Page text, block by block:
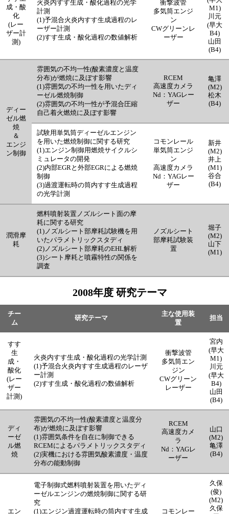
成・酸
化
(レー
ザー計
測)
火炎内すす生成・酸化過程の光学
計測
(1)予混合火炎内すす生成過程のレ
ーザー計測
(2)すす生成・酸化過程の数値解析
衝撃波管
多気筒エンジ
ン
CWグリーンレ
ーザー
M1)
川元
(早大
B4)
山田
(B4)
ディー
ゼル燃
焼
＆
エンジ
ン制御
雰囲気の不均一性(酸素濃度と温度
分布)が燃焼に及ぼす影響
(1)雰囲気の不均一性を用いたディ
ーゼル燃焼制御
(2)雰囲気の不均一性が予混合圧縮
自己着火燃焼に及ぼす影響
RCEM
高速度カメラ
Nd：YAGレー
ザー
亀澤
(M2)
松木
(B4)
試験用単気筒ディーゼルエンジン
を用いた燃焼制御に関する研究
(1)エンジン制御用燃焼サイクルシ
ミュレータの開発
(2)内部EGRと外部EGRによる燃焼
制御
(3)過渡運転時の筒内すす生成過程
の光学計測
コモンレール
単気筒エンジ
ン
高速度カメラ
Nd：YAGレー
ザー
新井
(M2)
井上
(M1)
谷合
(B4)
潤滑摩
耗
燃料噴射装置ノズルシート面の摩
耗に関する研究
(1)ノズルシート部摩耗試験機を用
いたパラメトリックスタディ
(2)ノズルシート部摩耗のEHL解析
(3)シート摩耗と噴霧特性の関係を
調査
ノズルシート
部摩耗試験装
置
堀子
(M2)
山下
(M1)
2008年度 研究テーマ
チー
ム
研究テーマ
主な使用装
置
担当
すす
生
成・
酸化
(レー
ザー
計測)
火炎内すす生成・酸化過程の光学計測
(1)予混合火炎内すす生成過程のレーザ
ー計測
(2)すす生成・酸化過程の数値解析
衝撃波管
多気筒エン
ジン
CWグリーン
レーザー
宮内
(早大
M1)
川元
(早大
B4)
山田
(B4)
ディ
ーゼ
ル燃
焼
雰囲気の不均一性(酸素濃度と温度分
布)が燃焼に及ぼす影響
(1)雰囲気条件を自在に制御できる
RCEMによるパラメトリックスタディ
(2)実機における雰囲気酸素濃度・温度
分布の能動制御
RCEM
高速度カメ
ラ
Nd：YAGレ
ーザー
山口
(M2)
亀澤
(B4)
エン
電子制御式燃料噴射装置を用いたディ
ーゼルエンジンの燃焼制御に関する研
究
(1)エンジン過渡運転時の筒内すす生成
コモンレー
久保
(俊)
(M2)
久保